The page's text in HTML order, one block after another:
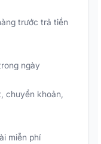
trước trả tiền
ngày
chuyển khoản,
miễn phí